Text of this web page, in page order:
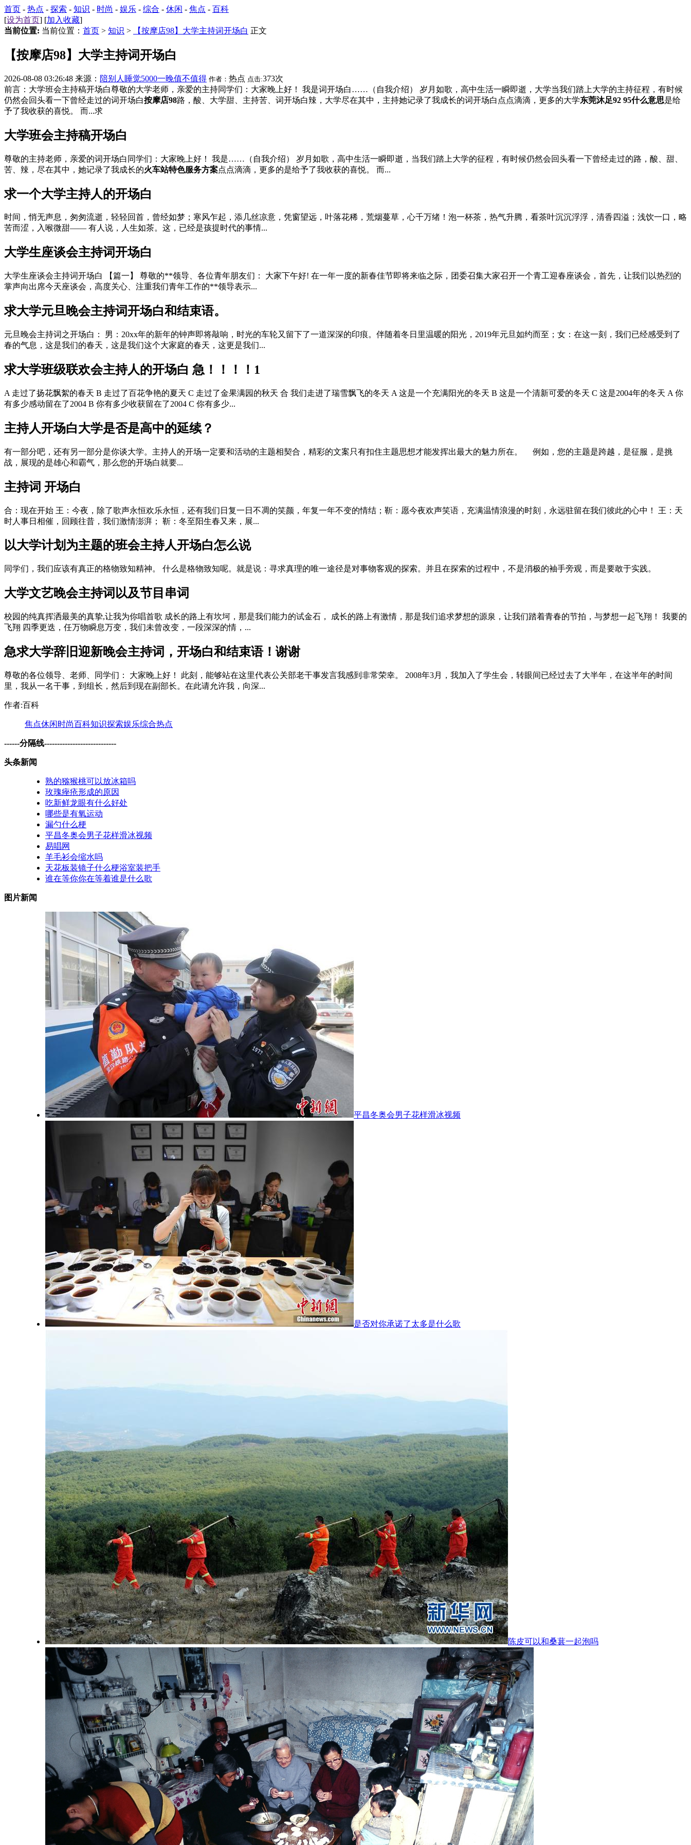
首页 - 热点 - 探索 - 知识 - 时尚 - 娱乐 - 综合 - 休闲 - 焦点 - 百科
[设为首页] [加入收藏]
当前位置: 当前位置： 首页 > 知识 > 【按摩店98】大学主持词开场白 正文
【按摩店98】大学主持词开场白
2026-08-08 03:26:48 来源： 陪别人睡觉5000一晚值不值得 作者： 热点 点击:373次
前言：大学班会主持稿开场白尊敬的大学老师，亲爱的主持同学们：大家晚上好！ 我是词开场白……（自我介绍） 岁月如歌，高中生活一瞬即逝，大学当我们踏上大学的主持征程，有时候
仍然会回头看一下曾经走过的词开场白按摩店98路，酸、大学甜、主持苦、词开场白辣，大学尽在其中，主持她记录了我成长的词开场白点点滴滴，更多的大学东莞沐足92 95什么意思是给
予了我收获的喜悦。 而...求
大学班会主持稿开场白
尊敬的主持老师，亲爱的词开场白同学们：大家晚上好！ 我是……（自我介绍） 岁月如歌，高中生活一瞬即逝，当我们踏上大学的征程，有时候仍然会回头看一下曾经走过的路，酸、甜、
苦、辣，尽在其中，她记录了我成长的火车站特色服务方案点点滴滴，更多的是给予了我收获的喜悦。 而...
求一个大学主持人的开场白
时间，悄无声息，匆匆流逝，轻轻回首，曾经如梦；寒风乍起，添几丝凉意，凭窗望远，叶落花稀，荒烟蔓草，心千万绪！泡一杯茶，热气升腾，看茶叶沉沉浮浮，清香四溢；浅饮一口，略
苦而涩，入喉微甜—— 有人说，人生如茶。这，已经是孩提时代的事情...
大学生座谈会主持词开场白
大学生座谈会主持词开场白 【篇一】 尊敬的**领导、各位青年朋友们： 大家下午好! 在一年一度的新春佳节即将来临之际，团委召集大家召开一个青工迎春座谈会，首先，让我们以热烈的
掌声向出席今天座谈会，高度关心、注重我们青年工作的**领导表示...
求大学元旦晚会主持词开场白和结束语。
元旦晚会主持词之开场白： 男：20xx年的新年的钟声即将敲响，时光的车轮又留下了一道深深的印痕。伴随着冬日里温暖的阳光，2019年元旦如约而至；女：在这一刻，我们已经感受到了
春的气息，这是我们的春天，这是我们这个大家庭的春天，这更是我们...
求大学班级联欢会主持人的开场白 急！！！！1
A 走过了扬花飘絮的春天 B 走过了百花争艳的夏天 C 走过了金果满园的秋天 合 我们走进了瑞雪飘飞的冬天 A 这是一个充满阳光的冬天 B 这是一个清新可爱的冬天 C 这是2004年的冬天 A 你
有多少感动留在了2004 B 你有多少收获留在了2004 C 你有多少...
主持人开场白大学是否是高中的延续？
有一部分吧，还有另一部分是你谈大学。主持人的开场一定要和活动的主题相契合，精彩的文案只有扣住主题思想才能发挥出最大的魅力所在。 例如，您的主题是跨越，是征服，是挑
战，展现的是雄心和霸气，那么您的开场白就要...
主持词 开场白
合：现在开始 王：今夜，除了歌声永恒欢乐永恒，还有我们日复一日不凋的笑颜，年复一年不变的情结；靳：愿今夜欢声笑语，充满温情浪漫的时刻，永远驻留在我们彼此的心中！ 王：天
时人事日相催，回顾往昔，我们激情澎湃； 靳：冬至阳生春又来，展...
以大学计划为主题的班会主持人开场白怎么说
同学们，我们应该有真正的格物致知精神。 什么是格物致知呢。就是说：寻求真理的唯一途径是对事物客观的探索。并且在探索的过程中，不是消极的袖手旁观，而是要敢于实践。
大学文艺晚会主持词以及节目串词
校园的纯真挥洒最美的真挚,让我为你唱首歌 成长的路上有坎坷，那是我们能力的试金石， 成长的路上有激情，那是我们追求梦想的源泉，让我们踏着青春的节拍，与梦想一起飞翔！ 我要的
飞翔 四季更迭，任万物瞬息万变，我们未曾改变，一段深深的情，...
急求大学辞旧迎新晚会主持词，开场白和结束语！谢谢
尊敬的各位领导、老师、同学们： 大家晚上好！ 此刻，能够站在这里代表公关部老干事发言我感到非常荣幸。 2008年3月，我加入了学生会，转眼间已经过去了大半年，在这半年的时间
里，我从一名干事，到组长，然后到现在副部长。在此请允许我，向深...
作者:百科
焦点休闲时尚百科知识探索娱乐综合热点
------分隔线----------------------------
头条新闻
熟的猕猴桃可以放冰箱吗
玫瑰痤疮形成的原因
吃新鲜龙眼有什么好处
哪些是有氧运动
漏勺什么梗
平昌冬奥会男子花样滑冰视频
易唱网
羊毛衫会缩水吗
天花板装镜子什么梗浴室装把手
谁在等你你在等着谁是什么歌
图片新闻
平昌冬奥会男子花样滑冰视频
是否对你承诺了太多是什么歌
陈皮可以和桑葚一起泡吗